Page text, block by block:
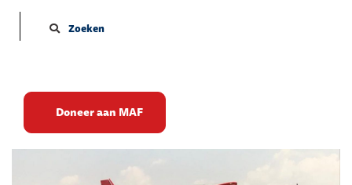
Zoeken
Doneer aan MAF
Van Mongolië naar Guinee